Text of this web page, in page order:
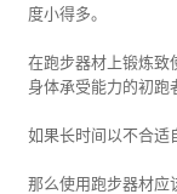
度小得多。
在跑步器材上锻炼致
身体承受能力的初跑
如果长时间以不合适
那么使用跑步器材应